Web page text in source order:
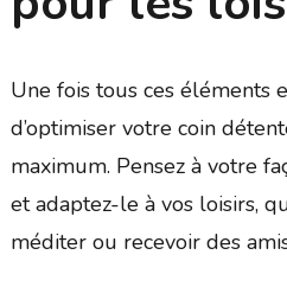
Une fois tous ces éléments
d’optimiser votre coin
maximum. Pensez à votre
et adaptez-le à vos loisirs,
méditer ou recevoir des